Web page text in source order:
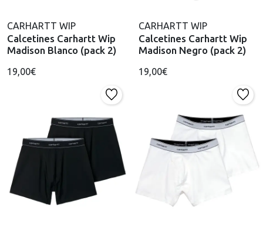
CARHARTT WIP
Calcetines Carhartt Wip
Madison Blanco (pack 2)
19,00€
CARHARTT WIP
Calcetines Carhartt Wip
Madison Negro (pack 2)
19,00€